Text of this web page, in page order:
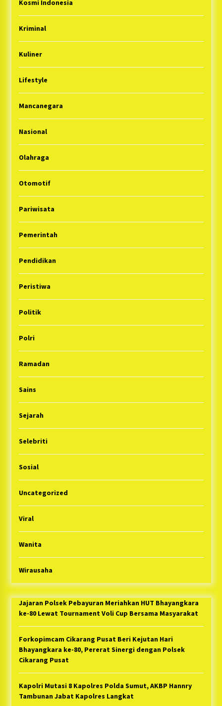
Kosmi Indonesia
Kriminal
Kuliner
Lifestyle
Mancanegara
Nasional
Olahraga
Otomotif
Pariwisata
Pemerintah
Pendidikan
Peristiwa
Politik
Polri
Ramadan
Sains
Sejarah
Selebriti
Sosial
Uncategorized
Viral
Wanita
Wirausaha
Jajaran Polsek Pebayuran Meriahkan HUT Bhayangkara
ke-80 Lewat Tournament Voli Cup Bersama Masyarakat
Forkopimcam Cikarang Pusat Beri Kejutan Hari
Bhayangkara ke-80, Pererat Sinergi dengan Polsek
Cikarang Pusat
Kapolri Mutasi 8 Kapolres Polda Sumut, AKBP Hannry
Tambunan Jabat Kapolres Langkat